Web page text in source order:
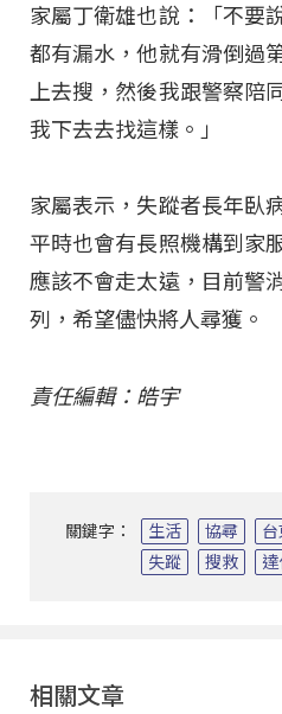
家屬丁衛雄也說：「不要
都有漏水，他就有滑倒過
上去搜，然後我跟警察陪
我下去去找這樣。」
家屬表示，失蹤者長年臥
平時也會有長照機構到家
應該不會走太遠，目前警
列，希望儘快將人尋獲。
責任編輯：皓宇
關鍵字： 生活 協尋 台
失蹤
搜救 達
相關文章